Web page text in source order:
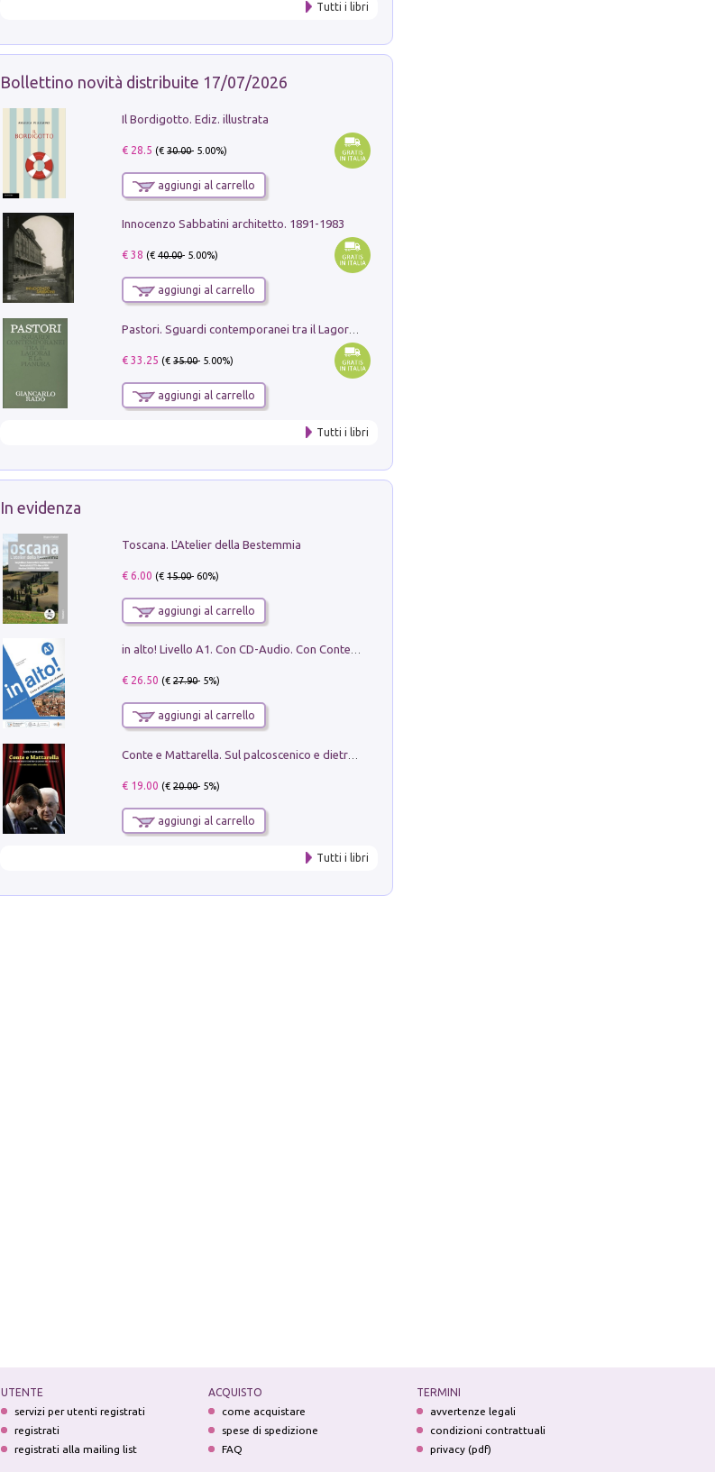
Tutti i libri
Bollettino novità distribuite 17/07/2026
Il Bordigotto. Ediz. illustrata
€ 28.5 (€30.00- 5.00%)
aggiungi al carrello
Innocenzo Sabbatini architetto. 1891-1983
€ 38 (€40.00- 5.00%)
aggiungi al carrello
€ 33.25 (€35.00- 5.00%)
aggiungi al carrello
Tutti i libri
In evidenza
Toscana. L'Atelier della Bestemmia
€ 6.00 (€15.00- 60%)
aggiungi al carrello
in alto! Livello A1. Con CD-Audio. Con Contenuto digitale per accesso on line
€ 26.50 (€27.90- 5%)
aggiungi al carrello
€ 19.00 (€20.00- 5%)
aggiungi al carrello
Tutti i libri
UTENTE
servizi per utenti registrati
registrati
registrati alla mailing list
ACQUISTO
come acquistare
spese di spedizione
FAQ
TERMINI
avvertenze legali
condizioni contrattuali
privacy (pdf)